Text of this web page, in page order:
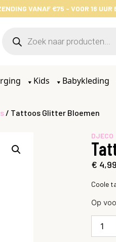
VANAF €75 - VOOR 16
Kids Babykleding
/ Tattoos Glitter Bloemen
DJECO
€ 4,99
Coole
Op